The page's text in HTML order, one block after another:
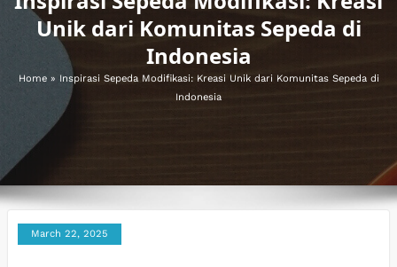
Unik dari Komunitas Sepeda di
Indonesia
Home» Inspirasi Sepeda Modifikasi: Kreasi Unik dari Komunitas Sepeda di
Indonesia
March 22, 2025